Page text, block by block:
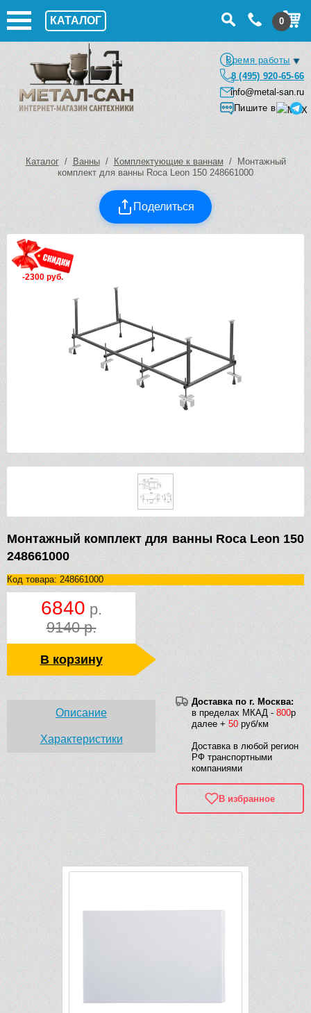
КАТАЛОГ 0
Время работы
8 (495) 920-65-66
info@metal-san.ru
Пишите в
Каталог/ Ванны/ Комплектующие к ваннам / Монтажный
комплект для ванны Roca Leon 150 248661000
Поделиться
-2300 руб.
Монтажный комплект для ванны Roca Leon 150
248661000
Код товара: 248661000
6840 р.
9140 р.
В корзину
Доставка по г. Москва:
в пределах МКАД - 800р
далее + 50 руб/км
Доставка в любой регион
РФ транспортными
компаниями
В избранное
Описание
Характеристики